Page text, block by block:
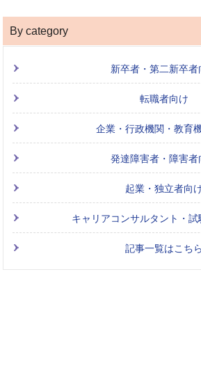
By category
新卒者・第二新卒者
転職者向け
企業・行政機関・教育
発達障害者・障害者
起業・独立者向
キャリアコンサルタント・試
記事一覧はこちら